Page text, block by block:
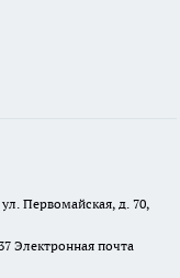
Первомайская, д. 70,
Электронная почта